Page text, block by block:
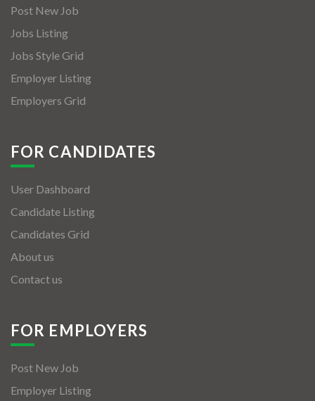
Post New Job
Jobs Listing
Jobs Style Grid
Employer Listing
Employers Grid
FOR CANDIDATES
User Dashboard
Candidate Listing
Candidates Grid
About us
Contact us
FOR EMPLOYERS
Post New Job
Employer Listing